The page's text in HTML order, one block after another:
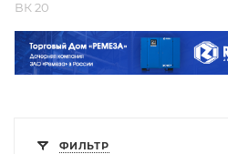
ВК 20
ФИЛЬТР